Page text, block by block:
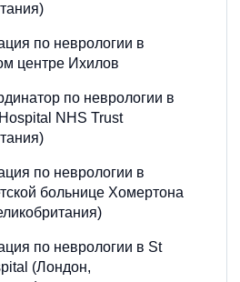
по неврологии в
центре Ихилов
по неврологии в
NHS Trust
по неврологии в
больнице Хомертона
по неврологии в St
(Лондон,